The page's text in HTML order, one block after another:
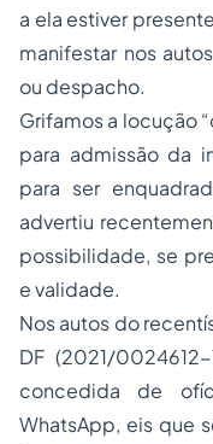
a ela estiver
manifestar nos autos
ou despacho.
Grifamos a locução
para admissão da
para ser
advertiu
possibilidade, se
e validade.
Nos autos do
DF (2021/
concedida de
WhatsApp, eis que